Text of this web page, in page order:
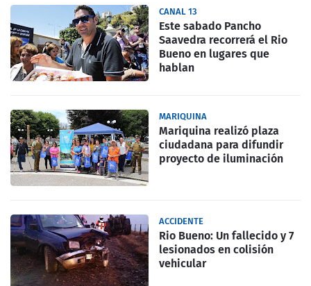
CANAL 13
Este sabado Pancho
Saavedra recorrerá el Rio
Bueno en lugares que
hablan
MARIQUINA
Mariquina realizó plaza
ciudadana para difundir
proyecto de iluminación
ACCIDENTE
Rio Bueno: Un fallecido y 7
lesionados en colisión
vehicular